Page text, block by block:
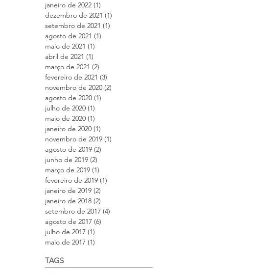
janeiro de 2022 (1)
dezembro de 2021 (1)
setembro de 2021 (1)
agosto de 2021 (1)
maio de 2021 (1)
abril de 2021 (1)
março de 2021 (2)
fevereiro de 2021 (3)
novembro de 2020 (2)
agosto de 2020 (1)
julho de 2020 (1)
maio de 2020 (1)
janeiro de 2020 (1)
novembro de 2019 (1)
agosto de 2019 (2)
junho de 2019 (2)
março de 2019 (1)
fevereiro de 2019 (1)
janeiro de 2019 (2)
janeiro de 2018 (2)
setembro de 2017 (4)
agosto de 2017 (6)
julho de 2017 (1)
maio de 2017 (1)
TAGS